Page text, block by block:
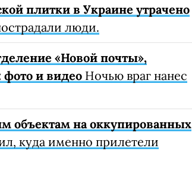
плитки в Украине утрачено
люди.
«Новой почты»,
и видео Ночью враг нанес
объектам на оккупированных
куда именно прилетели